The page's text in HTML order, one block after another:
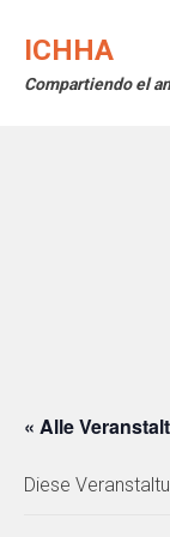
ICHHA
Compartiendo el
« Alle
Diese